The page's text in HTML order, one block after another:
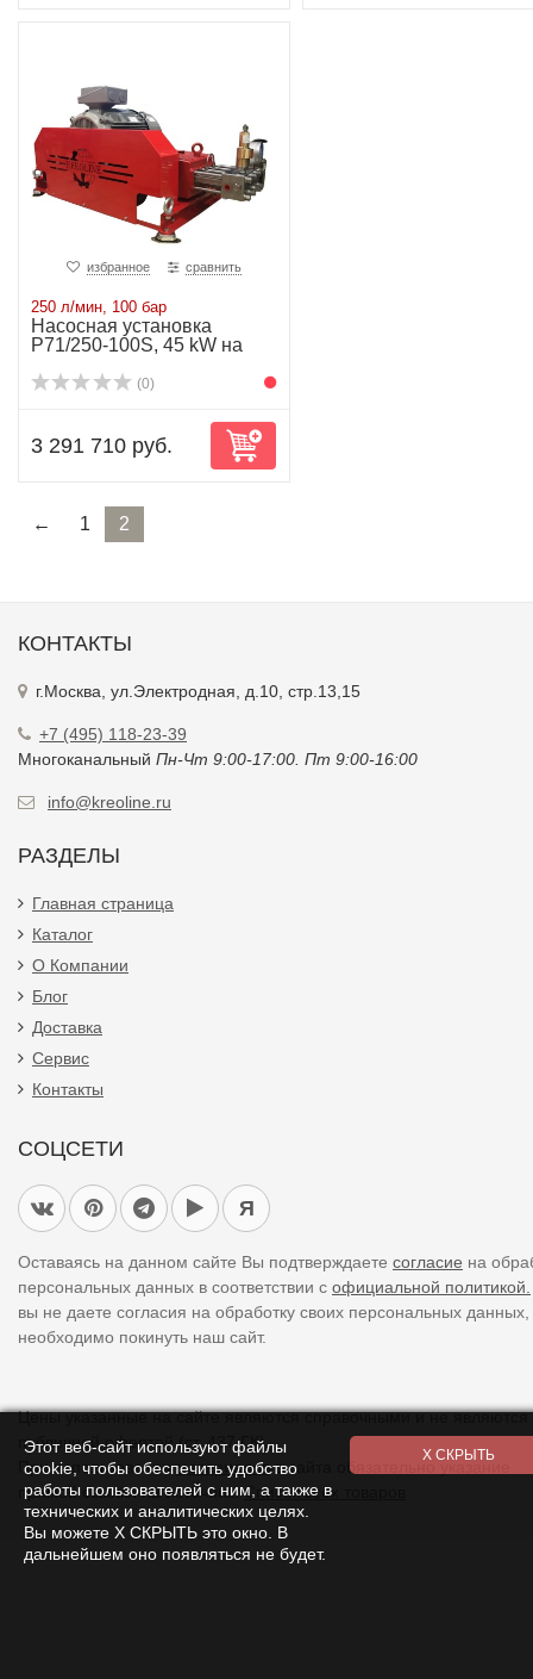
избранное сравнить
250 л/мин, 100 бар
Насосная установка
P71/250-100S, 45 kW на
(0)
3 291 710 руб.
← 1 2
КОНТАКТЫ
г.Москва, ул.Электродная, д.10, стр.13,15
+7 (495) 118-23-39
Многоканальный Пн-Чт 9:00-17:00. Пт 9:00-16:00
info@kreoline.ru
РАЗДЕЛЫ
Главная страница
Каталог
О Компании
Блог
Доставка
Сервис
Контакты
СОЦСЕТИ
Я
Оставаясь на данном сайте Вы подтверждаете согласие на
персональных данных в соответствии с официальной политикой.
вы не даете согласия на обработку своих персональных
необходимо покинуть наш сайт.
Цены указанные на сайте являются справочными и не являются
публичной офертой (ст. 437 ГК).
При использованииматериаловс сайта обязательно указание
прямой ссылки на источник.Список всех товаров
Этот веб-сайт используют файлы
cookie, чтобы обеспечить удобство
работы пользователей с ним, а также в
технических и аналитических целях.
Вы можете Х СКРЫТЬ это окно. В
дальнейшем оно появляться не будет.